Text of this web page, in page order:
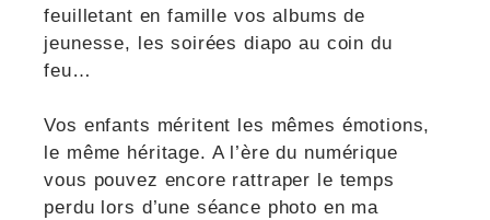
feuilletant en famille vos albums de
jeunesse, les soirées diapo au coin du
feu…
Vos enfants méritent les mêmes émotions,
le même héritage. A l’ère du numérique
vous pouvez encore rattraper le temps
perdu lors d’une séance photo en ma